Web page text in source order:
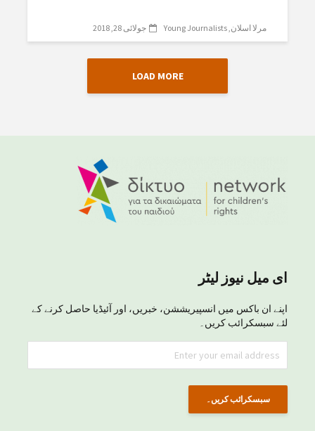
مرلا اسلان Young Journalists جولائی 28, 2018
LOAD MORE
ای میل نیوز لیٹر
اپنے ان باکس میں انسپیریششن، خبریں، اور آئیڈیا حاصل کرنے کے
لئے سبسکرائب کریں۔